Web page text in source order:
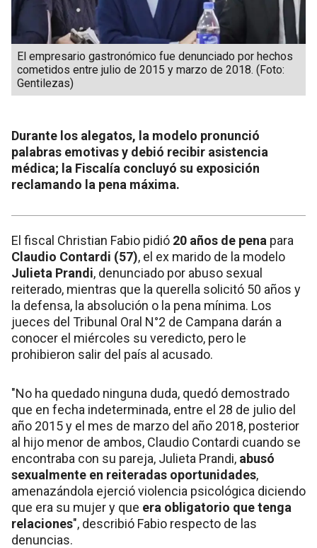
El empresario gastronómico fue denunciado por hechos
cometidos entre julio de 2015 y marzo de 2018. (Foto:
Gentilezas)
Durante los alegatos, la modelo pronunció
palabras emotivas y debió recibir asistencia
médica; la Fiscalía concluyó su exposición
reclamando la pena máxima.
El fiscal Christian Fabio pidió 20 años de pena para
Claudio Contardi (57), el ex marido de la modelo
Julieta Prandi, denunciado por abuso sexual
reiterado, mientras que la querella solicitó 50 años y
la defensa, la absolución o la pena mínima. Los
jueces del Tribunal Oral N°2 de Campana darán a
conocer el miércoles su veredicto, pero le
prohibieron salir del país al acusado.
"No ha quedado ninguna duda, quedó demostrado
que en fecha indeterminada, entre el 28 de julio del
año 2015 y el mes de marzo del año 2018, posterior
al hijo menor de ambos, Claudio Contardi cuando se
encontraba con su pareja, Julieta Prandi, abusó
sexualmente en reiteradas oportunidades,
amenazándola ejerció violencia psicológica diciendo
que era su mujer y que era obligatorio que tenga
relaciones", describió Fabio respecto de las
denuncias.